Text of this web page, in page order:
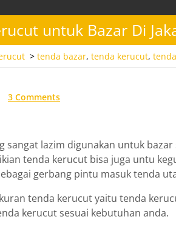
untuk Bazar Di
> tenda bazar, tenda kerucut,
3 Comments
sangat lazim digunakan untuk
tenda kerucut bisa juga untu
gerbang pintu masuk tenda
tenda kerucut yaitu tenda
kerucut sesuai kebutuhan anda.